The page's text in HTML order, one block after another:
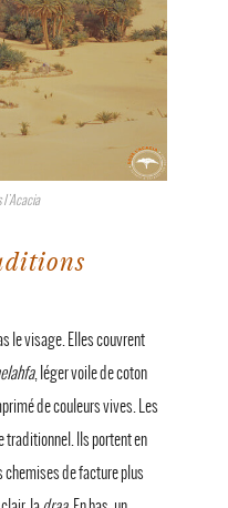
l'Acacia
le visage. Elles couvrent
, léger voile de coton
de couleurs vives. Les
traditionnel. Ils portent en
chemises de facture plus